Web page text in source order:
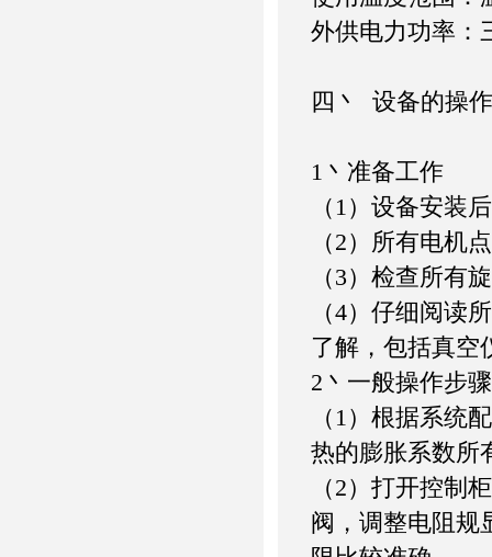
外供电力功率：
四丶 设备的操
1丶准备工作
（1）设备安装
（2）所有电机
（3）检查所有
（4）仔细阅读
了解，包括真空
2丶一般操作步骤
（1）根据系统
热的膨胀系数所
（2）打开控制
阀，调整电阻规